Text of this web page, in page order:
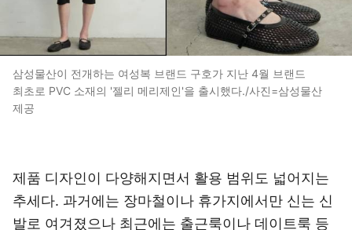
삼성물산이 전개하는 여성복 브랜드 구호가 지난 4월 브랜드
최초로 PVC 소재의 '젤리 메리제인'을 출시했다./사진=삼성물산
제공
제품 디자인이 다양해지면서 활용 범위도 넓어지는
추세다. 과거에는 장마철이나 휴가지에서만 신는 신
발로 여겨졌으나 최근에는 출근룩이나 데이트룩 등